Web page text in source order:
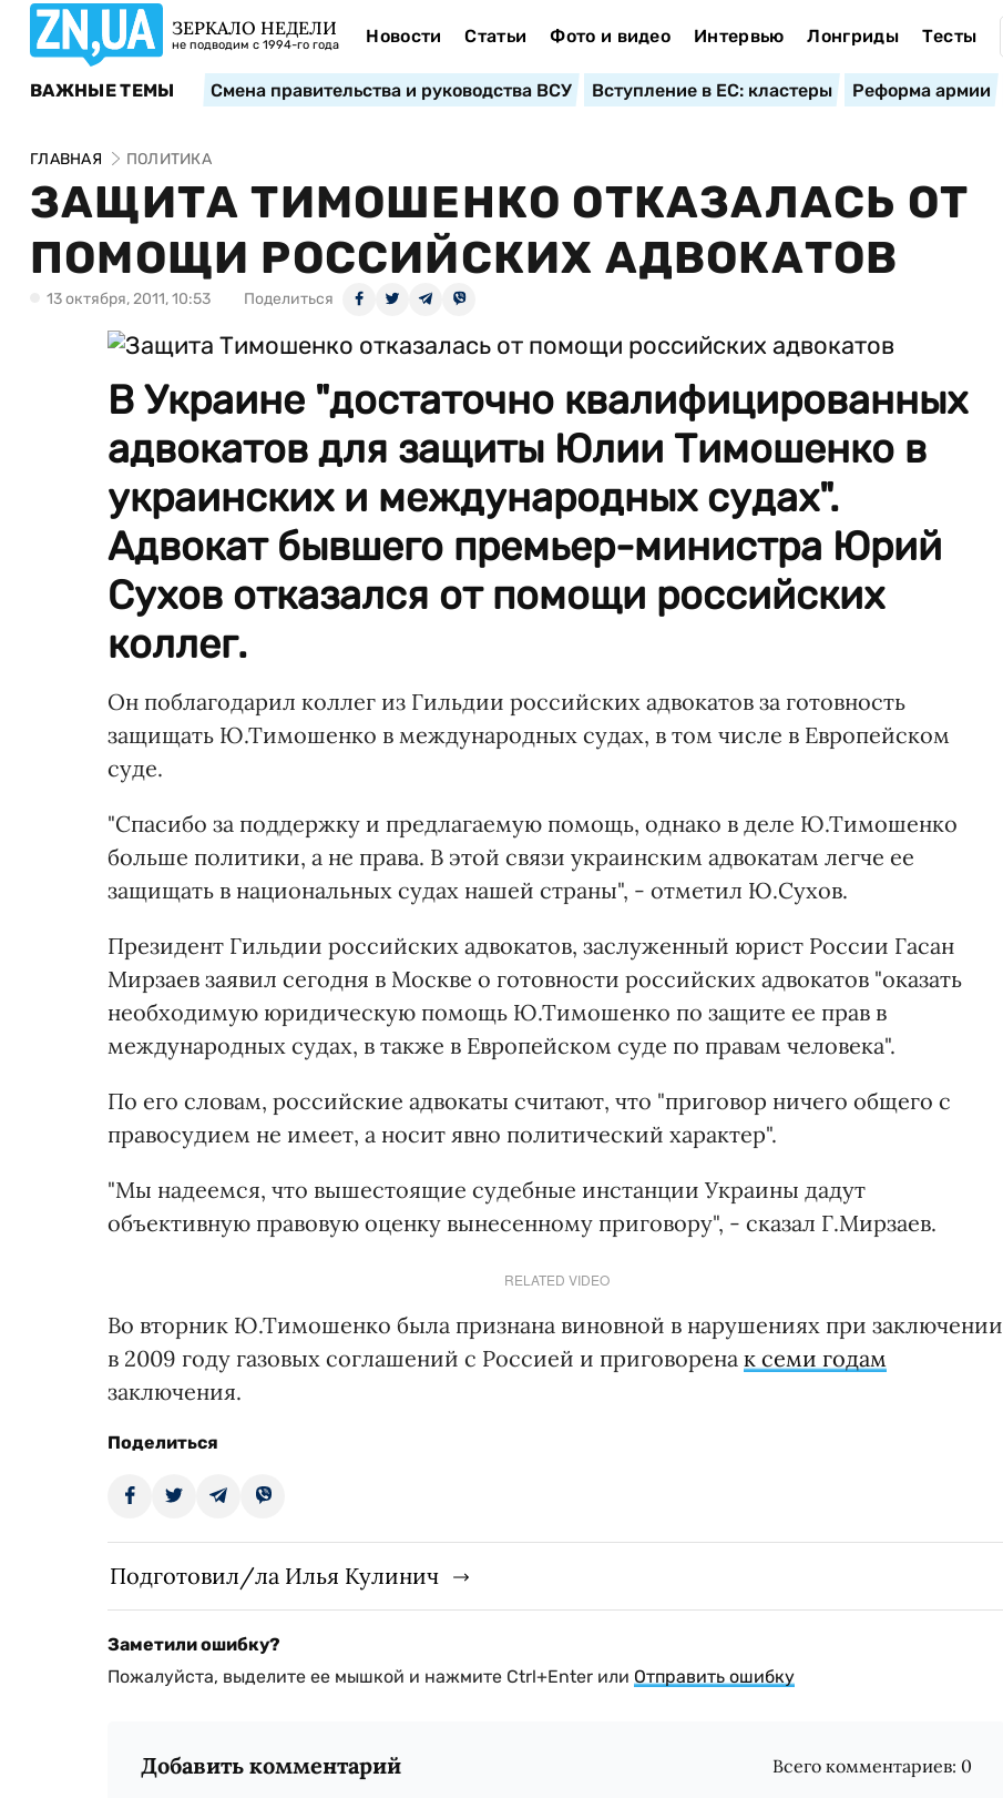
ЗЕРКАЛО НЕДЕЛИ
не подводим с 1994-го года Новости Статьи Фото и видео Интервью Лонгриды Тесты
ВАЖНЫЕ ТЕМЫ Смена правительства и руководства ВСУ Вступление в ЕС: кластеры Реформа армии
ГЛАВНАЯ ПОЛИТИКА
ЗАЩИТА ТИМОШЕНКО ОТКАЗАЛАСЬ ОТ
ПОМОЩИ РОССИЙСКИХ АДВОКАТОВ
13 октября, 2011, 10:53 Поделиться
В Украине "достаточно квалифицированных
адвокатов для защиты Юлии Тимошенко в
украинских и международных судах".
Адвокат бывшего премьер-министра Юрий
Сухов отказался от помощи российских
коллег.
Он поблагодарил коллег из Гильдии российских адвокатов за готовность
защищать Ю.Тимошенко в международных судах, в том числе в Европейском
суде.
"Спасибо за поддержку и предлагаемую помощь, однако в деле Ю.Тимошенко
больше политики, а не права. В этой связи украинским адвокатам легче ее
защищать в национальных судах нашей страны", - отметил Ю.Сухов.
Президент Гильдии российских адвокатов, заслуженный юрист России Гасан
Мирзаев заявил сегодня в Москве о готовности российских адвокатов "оказать
необходимую юридическую помощь Ю.Тимошенко по защите ее прав в
международных судах, в также в Европейском суде по правам человека".
По его словам, российские адвокаты считают, что "приговор ничего общего с
правосудием не имеет, а носит явно политический характер".
"Мы надеемся, что вышестоящие судебные инстанции Украины дадут
объективную правовую оценку вынесенному приговору", - сказал Г.Мирзаев.
RELATED VIDEO
Во вторник Ю.Тимошенко была признана виновной в нарушениях при заключении
в 2009 году газовых соглашений с Россией и приговорена к семи годам
заключения.
Поделиться
Подготовил/ла Илья Кулинич
Заметили ошибку?
Пожалуйста, выделите ее мышкой и нажмите Ctrl+Enter или Отправить ошибку
Добавить комментарий Всего комментариев: 0